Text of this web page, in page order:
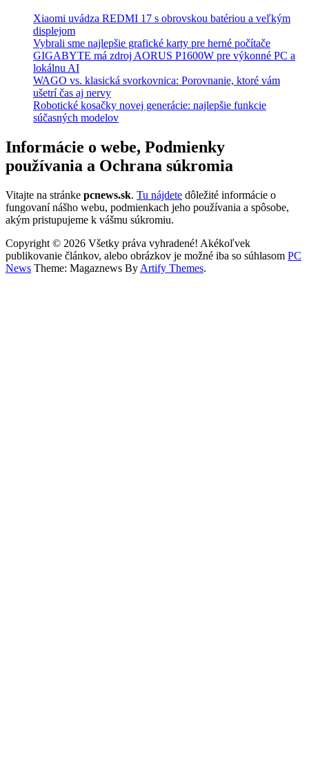
Xiaomi uvádza REDMI 17 s obrovskou batériou a veľkým
displejom
Vybrali sme najlepšie grafické karty pre herné počítače
GIGABYTE má zdroj AORUS P1600W pre výkonné PC a
lokálnu AI
WAGO vs. klasická svorkovnica: Porovnanie, ktoré vám
ušetrí čas aj nervy
Robotické kosačky novej generácie: najlepšie funkcie
súčasných modelov
Informácie o webe, Podmienky
používania a Ochrana súkromia
Vitajte na stránke pcnews.sk. Tu nájdete dôležité informácie o
fungovaní nášho webu, podmienkach jeho používania a spôsobe,
akým pristupujeme k vášmu súkromiu.
Copyright © 2026 Všetky práva vyhradené! Akékoľvek
publikovanie článkov, alebo obrázkov je možné iba so súhlasom PC
News Theme: Magaznews By Artify Themes.